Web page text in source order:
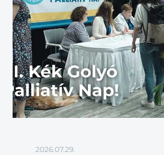
2026.07.29.